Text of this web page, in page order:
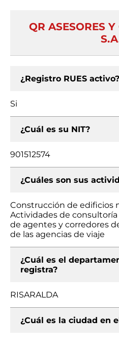
QR ASESORES
¿Registro RUES activo?
Si
¿Cuál es su NIT?
901512574
¿Cuáles son sus
Construcción de edificios
Actividades de
de agentes y corredores
de las agencias de viaje
¿Cuál es el
registra?
RISARALDA
¿Cuál es la ciudad en